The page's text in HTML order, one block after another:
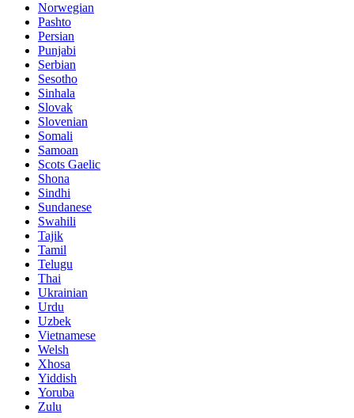
Norwegian
Pashto
Persian
Punjabi
Serbian
Sesotho
Sinhala
Slovak
Slovenian
Somali
Samoan
Scots Gaelic
Shona
Sindhi
Sundanese
Swahili
Tajik
Tamil
Telugu
Thai
Ukrainian
Urdu
Uzbek
Vietnamese
Welsh
Xhosa
Yiddish
Yoruba
Zulu